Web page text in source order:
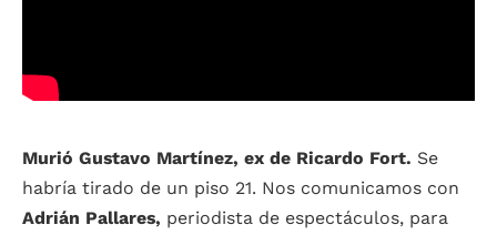
Murió Gustavo Martínez, ex de Ricardo Fort. Se
habría tirado de un piso 21. Nos comunicamos con
Adrián Pallares, periodista de espectáculos, para